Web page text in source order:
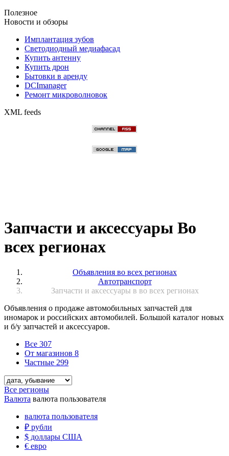
Полезное
Новости и обзоры
Имплантация зубов
Светодиодный медиафасад
Купить антенну
Купить дрон
Бытовки в аренду
DCImanager
Ремонт микроволновок
XML feeds
Запчасти и аксессуары Во
всех регионах
Объявления во всех регионах
Автотранспорт
Запчасти и аксессуары в во всех регионах
Объявления о продаже автомобильных запчастей для
иномарок и российских автомобилей. Большой каталог новых
и б/у запчастей и аксессуаров.
Все 307
От магазинов 8
Частные 299
Все регионы
Валюта валюта пользователя
валюта пользователя
₽ рубли
$ доллары США
€ евро